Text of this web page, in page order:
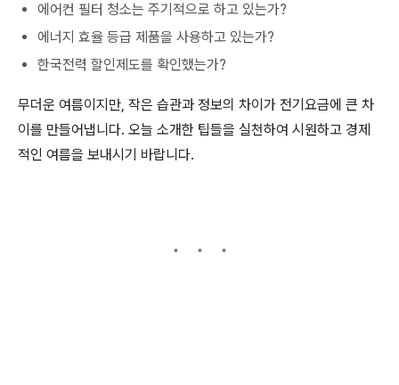
에어컨 필터 청소는 주기적으로 하고 있는가?
에너지 효율 등급 제품을 사용하고 있는가?
한국전력 할인제도를 확인했는가?
무더운 여름이지만, 작은 습관과 정보의 차이가 전기요금에 큰 차
이를 만들어냅니다. 오늘 소개한 팁들을 실천하여 시원하고 경제
적인 여름을 보내시기 바랍니다.